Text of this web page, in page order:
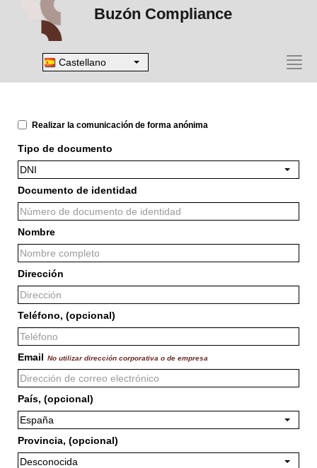
Buzón Compliance
Castellano
Consulta.
Realizar la comunicación de forma anónima
Tipo de documento
DNI
Documento de identidad
Nombre
Dirección
Teléfono, (opcional)
Email No utilizar dirección corporativa o de empresa
País, (opcional)
España
Provincia, (opcional)
Desconocida